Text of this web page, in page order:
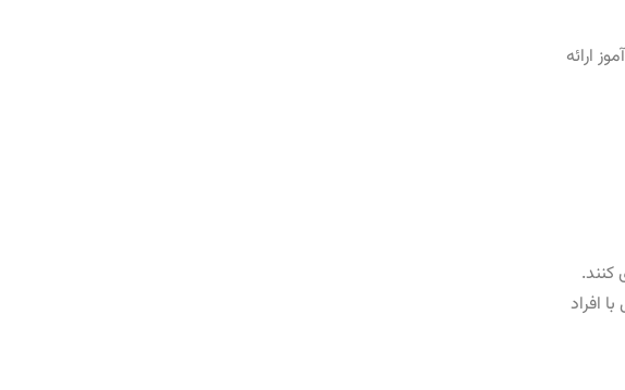
ارائه
کنند.
افراد